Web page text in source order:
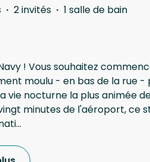
· 2 invités · 1 salle de bain
! Vous souhaitez
moulu - en bas de la rue -
vie nocturne la plus animée
minutes de l'aéroport, ce
...